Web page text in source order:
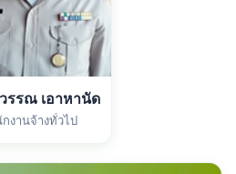
รรณ เอาหานัด
งานจ้างทั่วไป